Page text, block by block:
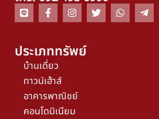
ประเภททรัพย์
บ้านเดี่ยว
ทาวน์เฮ้าส์
อาคารพาณิชย์
คอนโดมิเนียม